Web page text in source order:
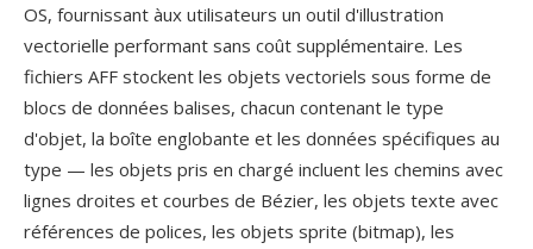
OS, fournissant àux utilisateurs un outil d'illustration
vectorielle performant sans coût supplémentaire. Les
fichiers AFF stockent les objets vectoriels sous forme de
blocs de données balises, chacun contenant le type
d'objet, la boîte englobante et les données spécifiques au
type — les objets pris en chargé incluent les chemins avec
lignes droites et courbes de Bézier, les objets texte avec
références de polices, les objets sprite (bitmap), les